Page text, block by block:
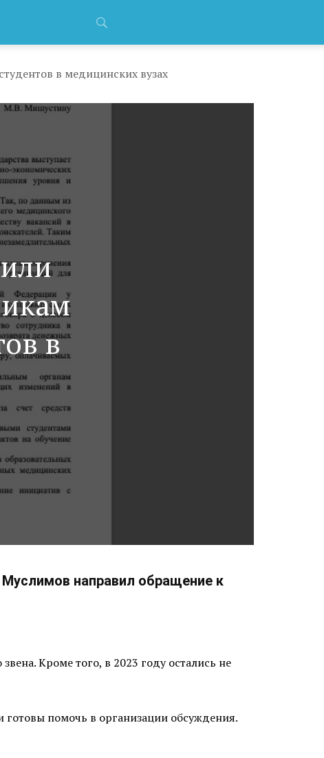
в медицинских вузах
в
направил обращение к
Кроме того, в 2023 году остались не
готовы помочь в организации обсуждения.